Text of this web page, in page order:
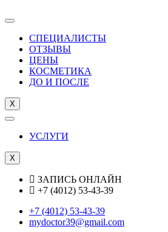
СПЕЦИАЛИСТЫ
ОТЗЫВЫ
ЦEНЫ
КОСМЕТИКА
ДО И ПОСЛЕ
X
УСЛУГИ
X
ЗАПИСЬ ОНЛАЙН
+7 (4012) 53-43-39
+7 (4012) 53-43-39
mydoctor39@gmail.com